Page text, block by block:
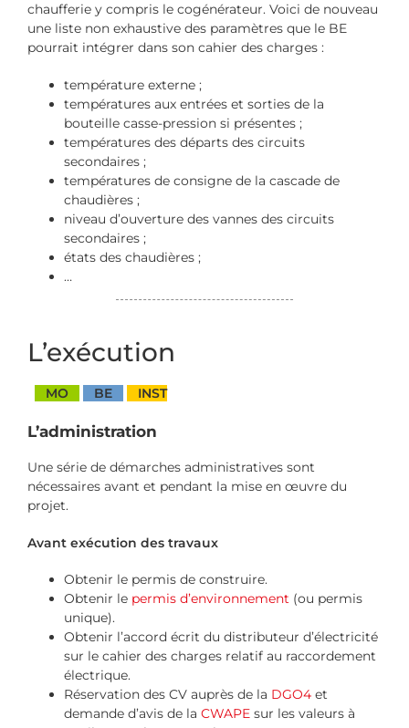
chaufferie y compris le cogénérateur. Voici de nouveau
une liste non exhaustive des paramètres que le BE
pourrait intégrer dans son cahier des charges :
température externe ;
températures aux entrées et sorties de la
bouteille casse-pression si présentes ;
températures des départs des circuits
secondaires ;
températures de consigne de la cascade de
chaudières ;
niveau d’ouverture des vannes des circuits
secondaires ;
états des chaudières ;
…
L’exécution
MO BE INST
L’administration
Une série de démarches administratives sont
nécessaires avant et pendant la mise en œuvre du
projet.
Avant exécution des travaux
Obtenir le permis de construire.
Obtenir le permis d’environnement (ou permis
unique).
Obtenir l’accord écrit du distributeur d’électricité
sur le cahier des charges relatif au raccordement
électrique.
Réservation des CV auprès de la DGO4 et
demande d’avis de la CWAPE sur les valeurs à